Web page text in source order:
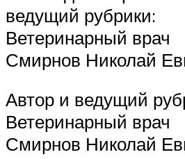
ведущий рубрики:
Ветеринарный врач
Смирнов Николай
Автор и ведущий
Ветеринарный врач
Смирнов Николай